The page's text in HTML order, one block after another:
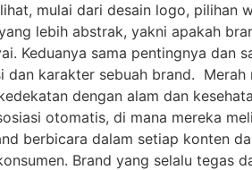
mulai dari desain logo, pilihan
lebih abstrak, yakni apakah
Keduanya sama pentingnya dan
dan karakter sebuah brand.
dengan alam dan
otomatis, di mana mereka
berbicara dalam setiap konten
Brand yang selalu tegas